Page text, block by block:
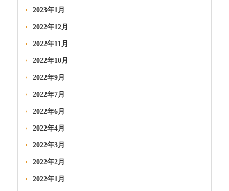
2023年1月
2022年12月
2022年11月
2022年10月
2022年9月
2022年7月
2022年6月
2022年4月
2022年3月
2022年2月
2022年1月